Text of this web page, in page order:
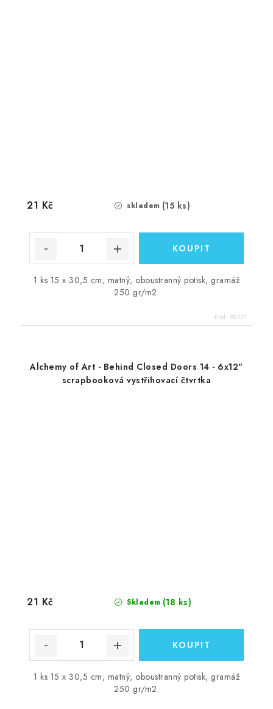
skladem (15 ks)
21 Kč
1 ks 15 x 30,5 cm; matný, oboustranný potisk, gramáž
250 gr/m2.
Kód: 89731
Alchemy of Art - Behind Closed Doors 14 - 6x12"
scrapbooková vystřihovací čtvrtka
Skladem (18 ks)
21 Kč
1 ks 15 x 30,5 cm; matný, oboustranný potisk, gramáž
250 gr/m2.